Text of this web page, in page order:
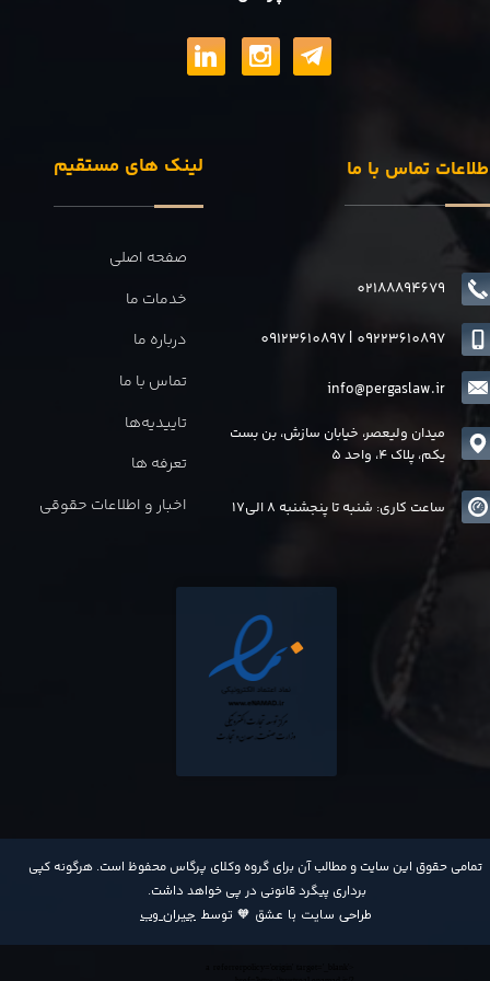
​تمامی حقوق این سایت و مطالب آن برای گروه وکلای پرگاس محفوظ است. هرگونه کپی
برداری پیگرد قانونی در پی خواهد داشت​​​​​​​.
طراحی سایت با عشق 🧡 توسط جیران وب
لینک های مستقیم
صفحه اصلی
خدمات ما
درباره ما
تماس با ما
تاییدیه‌ها
تعرفه ها
اخبار و اطلاعات حقوقی
تماس با ما
02188894679
info@pergaslaw.ir
09123610897| 09223610897
میدان ولیعصر، خیابان سازش، بن بست
یکم، پلاک 4، واحد 5
ساعت کاری: شنبه تا پنجشنبه 8 الی17